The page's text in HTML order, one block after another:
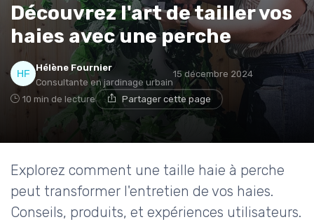
Découvrez l'art de tailler vos
haies avec une perche
Hélène Fournier
Consultante en jardinage urbain
15 décembre 2024
10 min de lecture Partager cette page
Explorez comment une taille haie à perche
peut transformer l'entretien de vos haies.
Conseils, produits, et expériences utilisateurs.